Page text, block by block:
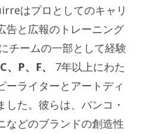
はプロとしてのキャリ
告と広報のトレーニング
チームの一部として経験
、P、F、 7年以上にわた
ーライターとアートディ
た。彼らは、バンコ・
などのブランドの創造性